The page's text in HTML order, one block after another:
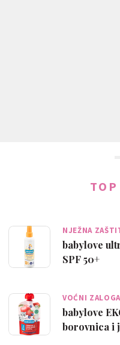
TOP
NJEŽNA
babylove
SPF 50+
VOĆNI
babylove
borovnica i